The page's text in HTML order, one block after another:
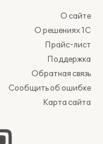
О сайте
О решениях 1С
Прайс-лист
Поддержка
Обратная связь
Сообщить об ошибке
Карта сайта